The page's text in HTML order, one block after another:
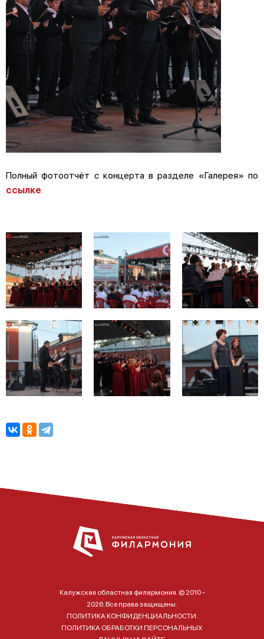
Полный фотоотчёт с концерта в разделе «Галерея» по
ссылке
Калужская областная филармония. © 2010 -
2026. Все права защищены.
ПОЛИТИКА КОНФИДЕНЦИАЛЬНОСТИ.
ПОЛИТИКА ОБРАБОТКИ ПЕРСОНАЛЬНЫХ